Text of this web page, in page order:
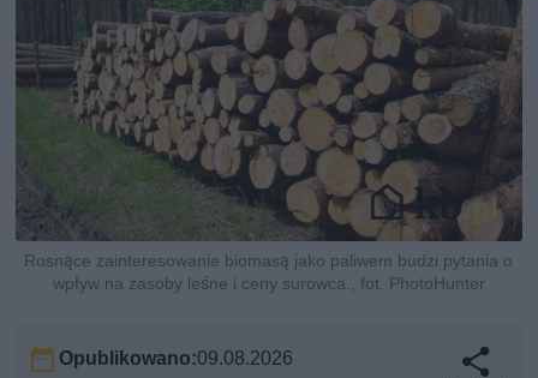
Rosnące zainteresowanie biomasą jako paliwem budzi pytania o
wpływ na zasoby leśne i ceny surowca., fot. PhotoHunter
Opublikowano:09.08.2026